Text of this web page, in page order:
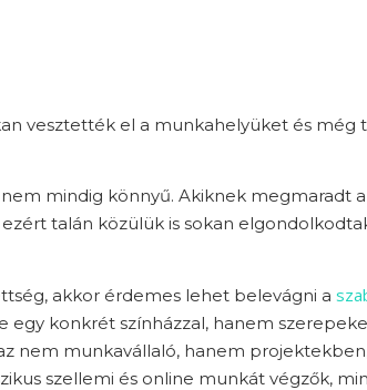
vesztették el a munkahelyüket és
mindig könnyű. Akiknek megmaradt
talán közülük is sokan
akkor érdemes lehet belevágni a
konkrét színházzal, hanem
nem munkavállaló, hanem
szellemi és online munkát végzők,